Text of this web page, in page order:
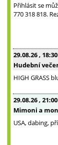
Přihlásit se
770 318 818.
29.08.26 , 18:30
Hudební
HIGH GRASS
29.08.26 , 21:00
Mimoni a
USA, dabing,